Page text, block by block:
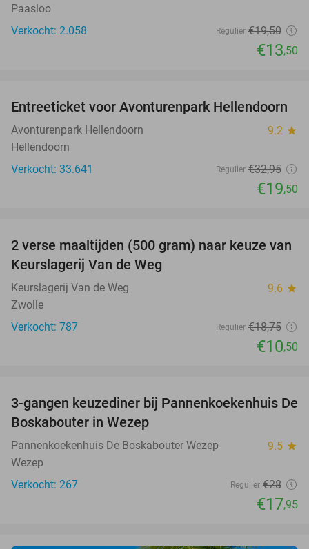
Paasloo
Verkocht: 2.058
Regulier €19,50
€13,50
41%
Entreeticket voor Avonturenpark Hellendoorn
Avonturenpark Hellendoorn 9.2 star
Hellendoorn
Verkocht: 33.641
Regulier €32,95
€19,50
44%
2 verse maaltijden (500 gram) naar keuze van
Keurslagerij Van de Weg
Keurslagerij Van de Weg 9.6 star
Zwolle
Verkocht: 787
Regulier €18,75
€10,50
36%
3-gangen keuzediner bij Pannenkoekenhuis De
Boskabouter in Wezep
Pannenkoekenhuis De Boskabouter Wezep 9.5 star
Wezep
Verkocht: 267
Regulier €28
€17,95